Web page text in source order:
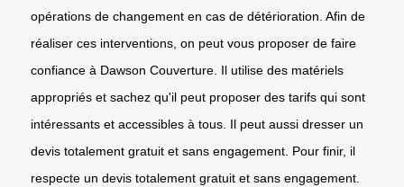
opérations de changement en cas de détérioration. Afin de
réaliser ces interventions, on peut vous proposer de faire
confiance à Dawson Couverture. Il utilise des matériels
appropriés et sachez qu'il peut proposer des tarifs qui sont
intéressants et accessibles à tous. Il peut aussi dresser un
devis totalement gratuit et sans engagement. Pour finir, il
respecte un devis totalement gratuit et sans engagement.